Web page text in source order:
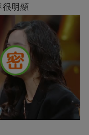
很明顯